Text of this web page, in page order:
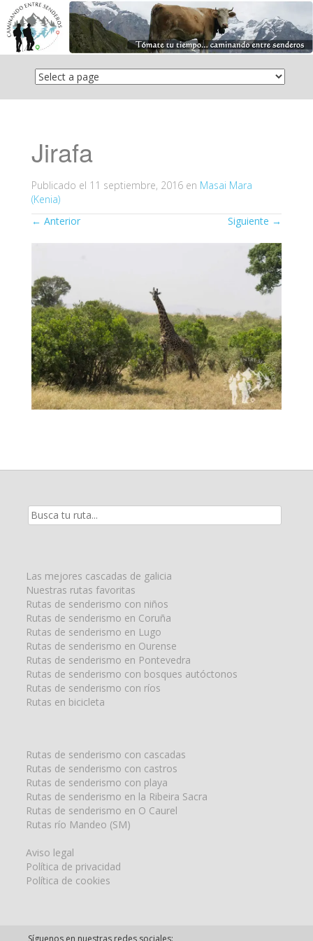
Saltar
contenido
Jirafa
Publicado el 11 septiembre, 2016 en Masai Mara
(Kenia)
← Anterior Siguiente →
Resultados
Las mejores cascadas de galicia
Nuestras rutas favoritas
Rutas de senderismo con niños
Rutas de senderismo en Coruña
Rutas de senderismo en Lugo
Rutas de senderismo en Ourense
Rutas de senderismo en Pontevedra
Rutas de senderismo con bosques autóctonos
Rutas de senderismo con ríos
Rutas en bicicleta
Rutas de senderismo con cascadas
Rutas de senderismo con castros
Rutas de senderismo con playa
Rutas de senderismo en la Ribeira Sacra
Rutas de senderismo en O Caurel
Rutas río Mandeo (SM)
Aviso legal
Política de privacidad
Política de cookies